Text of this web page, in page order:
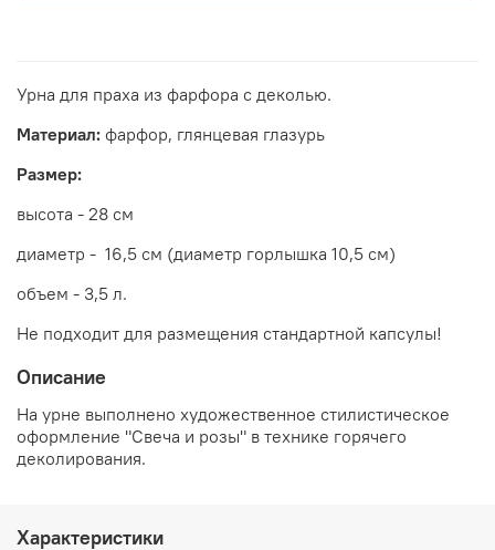
Урна для праха из фарфора с деколью.
Материал: фарфор, глянцевая глазурь
Размер:
высота - 28 см
диаметр - 16,5 см (диаметр горлышка 10,5 см)
объем - 3,5 л.
Не подходит для размещения стандартной капсулы!
Описание
На урне выполнено художественное стилистическое
оформление "Свеча и розы" в технике горячего
деколирования.
Характеристики